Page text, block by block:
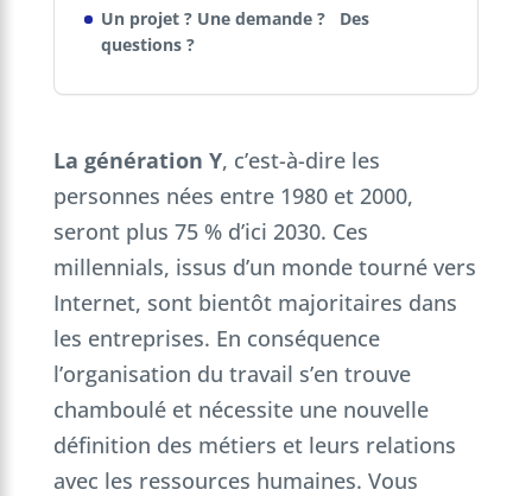
Un projet ? Une demande ? Des
questions ?
La génération Y, c’est-à-dire les
personnes nées entre 1980 et 2000,
seront plus 75 % d’ici 2030. Ces
millennials, issus d’un monde tourné vers
Internet, sont bientôt majoritaires dans
les entreprises. En conséquence
l’organisation du travail s’en trouve
chamboulé et nécessite une nouvelle
définition des métiers et leurs relations
avec les ressources humaines. Vous